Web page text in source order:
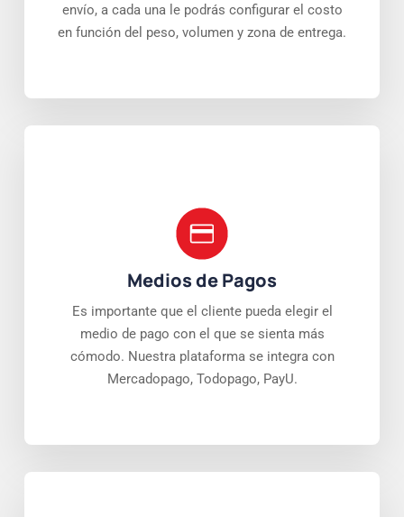
envío, a cada una le podrás configurar el costo
en función del peso, volumen y zona de entrega.
Medios de Pagos
Es importante que el cliente pueda elegir el
medio de pago con el que se sienta más
cómodo. Nuestra plataforma se integra con
Mercadopago, Todopago, PayU.